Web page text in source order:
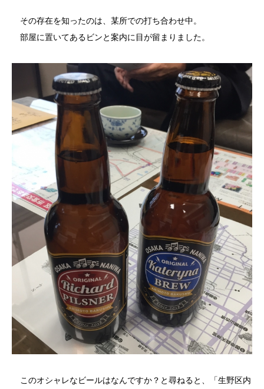
その存在を知ったのは、某所での打ち合わせ中。
部屋に置いてあるビンと案内に目が留まりました。
このオシャレなビールはなんですか？と尋ねると、「生野区内